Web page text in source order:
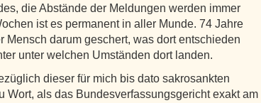
die Abstände der Meldungen werden immer
ist es permanent in aller Munde. 74 Jahre
Mensch darum geschert, was dort entschieden
unter welchen Umständen dort landen.
dieser für mich bis dato sakrosankten
Wort, als das Bundesverfassungsgericht exakt am